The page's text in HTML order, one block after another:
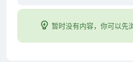
暂时没有内容，你可以先